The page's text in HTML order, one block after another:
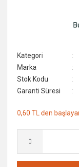
Kategori
Marka
Stok Kodu
Garanti Süresi
0,60 TL den